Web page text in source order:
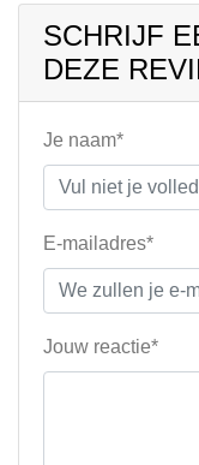
SCHRIJF
DEZE
Je naam*
E-mailadres*
Jouw reactie*